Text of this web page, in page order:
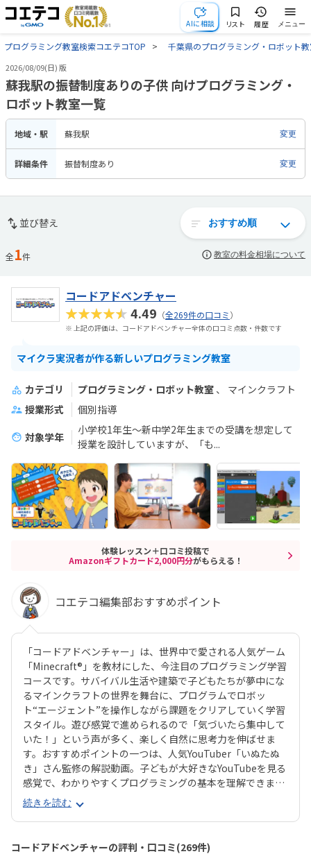
AIに相談 リスト 履歴 メニュー
プログラミング教室検索コエテコTOP 千葉県のプログラミング・ロボット
2026/08/09(日) 版
蘇我駅の振替制度ありの子供 向けプログラミング・
ロボット教室一覧
地域・駅 蘇我駅 変更
詳細条件 振替制度あり 変更
並び替え
全1件 教室の料金相場について
コードアドベンチャー
★★★★★4.49 （全269件の口コミ）
※ 上記の評価は、コードアドベンチャー全体の口コミ点数・件数です
マイクラ実況者が作る新しいプログラミング教室
カテゴリ プログラミング・ロボット教室
マインクラフト
授業形式
個別指導
対象学年
小学校1年生～新中学2年生までの受講を想定して
授業を設計していますが、「も...
体験レッスン＋口コミ投稿で
Amazonギフトカード2,000円分がもらえる！
コエテコ編集部おすすめポイント
「コードアドベンチャー」は、世界中で愛される人気ゲーム
「Minecraft®」を教材にした、今注目のプログラミング学習
コースです。サバイバル生活や建築で子どもたちが夢中にな
るマインクラフトの世界を舞台に、プログラムでロボッ
ト“エージェント”を操作しながら課題をクリアしていく学習
スタイル。遊び感覚で進められるので「気づいたら集中して
いた！」という声が多く、楽しく自然に思考力を伸ばせま
す。おすすめポイントの一つは、人気YouTuber「いぬたぬ
き」さん監修の解説動画。子どもが大好きなYouTubeを見る
感覚で、わかりやすくプログラミングの基本を理解できま
す。さらに現場講師のコーチングが加わる「ダブルティーチ
ング」で、つまずいても安心。教材はわかりやすさと見やす
さに徹底的にこだわり、初心者でも無理なく学べる工夫が随
所に盛り込まれています。カリキュラムは初級からゲーム開
発クラスまで段階的に用意されており、マウス操作から始め
続きを読む
コードアドベンチャーの評判・口コミ(269件)